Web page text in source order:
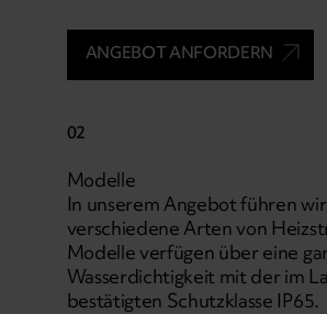
ANGEBOT ANFORDERN
02
Modelle
In unserem Angebot führen wir
verschiedene Arten von
Modelle verfügen über eine
Wasserdichtigkeit mit der im
bestätigten Schutzklasse IP65.